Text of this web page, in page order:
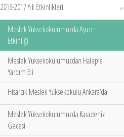
2016-2017 Yılı Etkinlikleri
Meslek Yüksekokulumuzda Aşure
Etkinliği
Meslek Yüksekokulumuzdan Halep‘e
Yardım Eli
Hisarcık Meslek Yüksekokulu Ankara’da
Meslek Yüksekokulumuzda Karadeniz
Gecesi